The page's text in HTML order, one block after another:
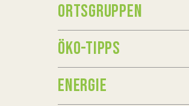
ORTSGRUPPEN
ÖKO-TIPPS
ENERGIE